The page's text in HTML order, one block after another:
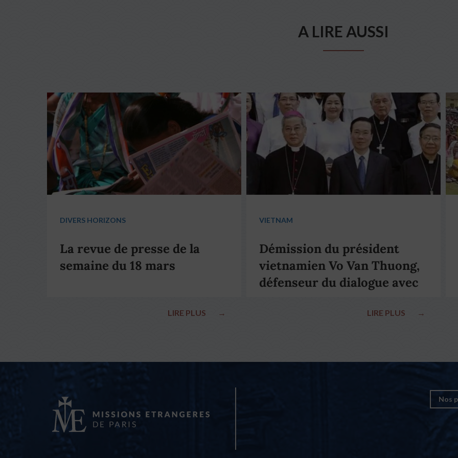
A LIRE AUSSI
DIVERS HORIZONS
La revue de presse de la
semaine du 18 mars
LIRE PLUS →
VIETNAM
Démission du président
vietnamien Vo Van Thuong,
défenseur du dialogue avec
LIRE PLUS →
Nos